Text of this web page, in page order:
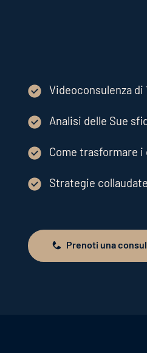
Videoconsulenza
Analisi delle Sue
Come trasformare
Strategie
Prenoti una consulenza
Prenoti una